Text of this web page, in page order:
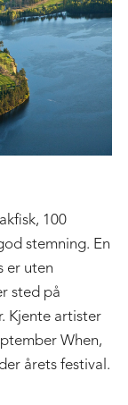
100
stemning. En
er uten
sted på
Kjente artister
When,
årets festival.